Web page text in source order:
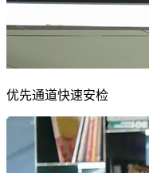
优先通道快速安检